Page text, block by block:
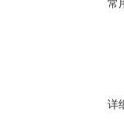
常
详